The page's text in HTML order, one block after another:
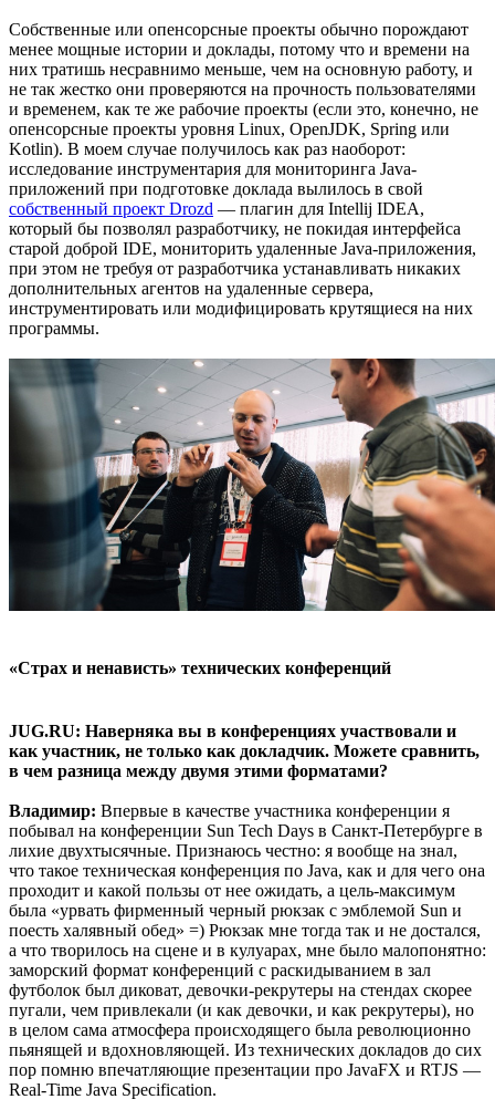
Собственные или опенсорсные проекты обычно порождают
менее мощные истории и доклады, потому что и времени на
них тратишь несравнимо меньше, чем на основную работу, и
не так жестко они проверяются на прочность пользователями
и временем, как те же рабочие проекты (если это, конечно, не
опенсорсные проекты уровня Linux, OpenJDK, Spring или
Kotlin). В моем случае получилось как раз наоборот:
исследование инструментария для мониторинга Java-
приложений при подготовке доклада вылилось в свой
собственный проект Drozd — плагин для Intellij IDEA,
который бы позволял разработчику, не покидая интерфейса
старой доброй IDE, мониторить удаленные Java-приложения,
при этом не требуя от разработчика устанавливать никаких
дополнительных агентов на удаленные сервера,
инструментировать или модифицировать крутящиеся на них
программы.
«Страх и ненависть» технических конференций
JUG.RU: Наверняка вы в конференциях участвовали и
как участник, не только как докладчик. Можете сравнить,
в чем разница между двумя этими форматами?
Владимир: Впервые в качестве участника конференции я
побывал на конференции Sun Tech Days в Санкт-Петербурге в
лихие двухтысячные. Признаюсь честно: я вообще на знал,
что такое техническая конференция по Java, как и для чего она
проходит и какой пользы от нее ожидать, а цель-максимум
была «урвать фирменный черный рюкзак с эмблемой Sun и
поесть халявный обед» =) Рюкзак мне тогда так и не достался,
а что творилось на сцене и в кулуарах, мне было малопонятно:
заморский формат конференций с раскидыванием в зал
футболок был диковат, девочки-рекрутеры на стендах скорее
пугали, чем привлекали (и как девочки, и как рекрутеры), но
в целом сама атмосфера происходящего была революционно
пьянящей и вдохновляющей. Из технических докладов до сих
пор помню впечатляющие презентации про JavaFX и RTJS —
Real-Time Java Specification.